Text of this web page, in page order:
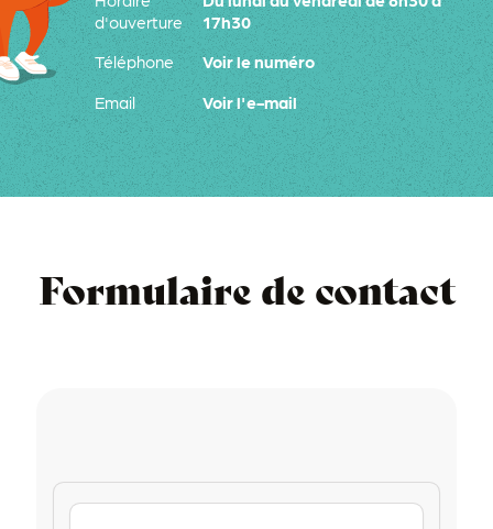
d'ouverture
17h30
Téléphone
Voir le numéro
Email
Voir l'e-mail
Formulaire de contact